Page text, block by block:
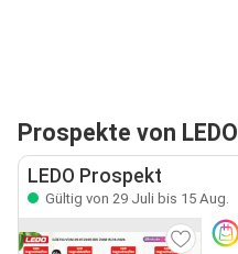
Prospekte von LEDO
LEDO Prospekt
Gültig von 29 Juli bis 15 Aug.